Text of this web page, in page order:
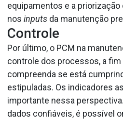
equipamentos e a
nos inputs da manutenção
Controle
Por último, o PCM na
controle dos processos, a fim
compreenda se está
estipuladas. Os indicadores
importante nessa
dados confiáveis, é possível